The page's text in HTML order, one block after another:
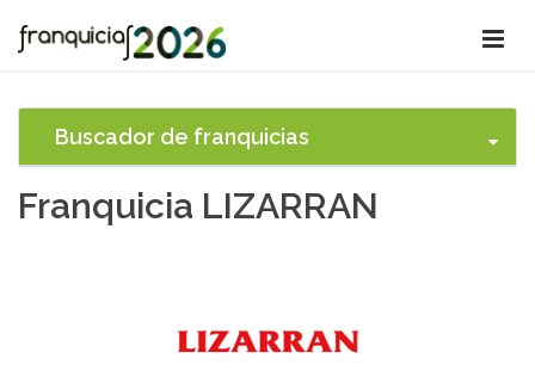
Buscador de franquicias
Franquicia LIZARRAN